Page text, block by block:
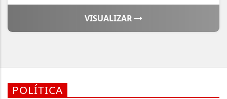
VISUALIZAR
POLÍTICA